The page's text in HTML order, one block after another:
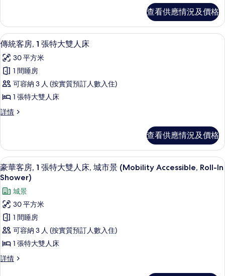
房,
張
特
大
雙
人
床
片
房,
張
特
大
雙
床
詳
查看供應情況及價格
載
入
所
有
傳
統
客
1
張
特
大
雙
人
床
的
相
片
羽絨被、特厚豪華床墊、房內夾萬、書
2
傳統客房, 1 張特大雙人床
30 平方米
1 間睡房
可容納 3 人 (按實質預訂人數入住)
1 張特大雙人床
詳情
傳
1
張
特
大
人
床
詳
情
查看供應情況及價格
載
入
所
有
豪
華
客
房,
1
羽絨被、特厚豪華床墊、房內夾萬、書
6
豪華客房, 1 張特大雙人床, 城市景 (Mobility Accessible, Roll-In
Shower)
城景
30 平方米
1 間睡房
可容納 3 人 (按實質預訂人數入住)
1 張特大雙人床
詳情
豪